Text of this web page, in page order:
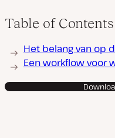
Table of Contents
Het belang van op
Een workflow voor